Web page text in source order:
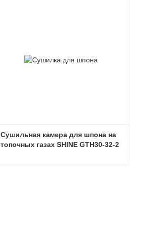
Сушильная камера для шпона на
топочных газах SHINE GTH30-32-2